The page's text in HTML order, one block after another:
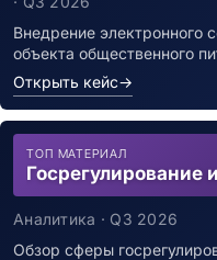
Внедрение электронного
объекта общественного
Открыть кейс→
ТОП МАТЕРИАЛ
Госрегулирование
Аналитика · Q3 2026
Обзор сферы